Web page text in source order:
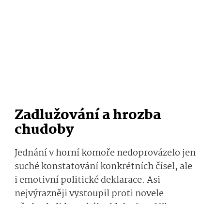
Zadlužování a hrozba
chudoby
Jednání v horní komoře nedoprovázelo jen
suché konstatování konkrétních čísel, ale
i emotivní politické deklarace. Asi
nejvýrazněji vystoupil proti novele